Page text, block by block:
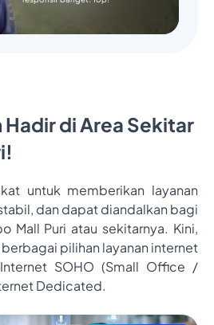
Hadir di Area Sekitar
untuk memberikan layanan
dan dapat diandalkan bagi
Mall Puri atau sekitarnya. Kini,
pilihan layanan internet
SOHO (Small Office /
Dedicated.